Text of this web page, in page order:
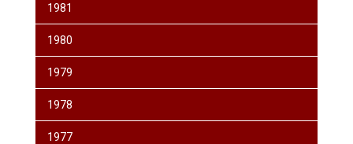
1981
1980
1979
1978
1977